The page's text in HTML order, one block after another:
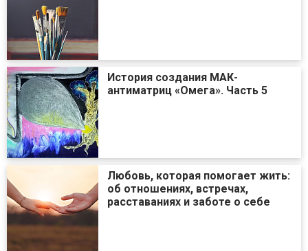
История создания МАК-
антиматриц «Омега». Часть 5
Любовь, которая помогает жить:
об отношениях, встречах,
расставаниях и заботе о себе